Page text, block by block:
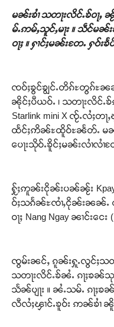
မၼ်းၶၢႆ သတႃးလိင်ႉၶ်ဝႃႇ
မ်ႉဢမ်ႇသူင်ႇမႃး ။ သဵင်မၼ်
ဝႃႈ ။ ႁၢင်ႈမၼ်းတႄႉ ႁဝ်း
ၸဝ်ႈၶွင်ၶျွင်ႉတိၵ်ႊတွၵ်ႊၼၼ်
ၼိုင်ႈပီယဝ်ႉ ၊ သတႃးလိ
Starlink mini X ၸႂ်ႉလႆႈတႃ
ထႅင်ႈဢိၼ်ႊထိူဝ်ႊၼႅတ်ႉ မၼ်း
ပေႃးသိုဝ်ႉၶိူင်ႈမၼ်းလၢႆလၢႆတ
ႁႂ်ႈဢူၼ်းငိုၼ်းပၼ်ၼႂ်း Kpay
ဝ်ႈသၵႅၼ်ႊၸၢႆႇငိုၼ်းၼၼ်ႉ
ဝႃႈ Nang Ngay ၼၢင်းငေး
ၸွမ်းၼင်ႇ ၵူၼ်းႁူႉလွင်ႈသ
သတႃးလိင်ႉၶ်ၼႆႉ ၵႃႈၶၼ်
သႅၼ်ပျႃး ။ ၼႆႉသမ်ႉ ၵႃႈ
လီလႆႈၾၢင်ႉၶူဝ်း ဢၼ်ၶၢႆ